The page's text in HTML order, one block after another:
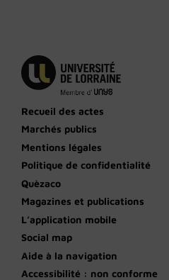
Recueil des actes
Marchés publics
Mentions légales
Politique de confidentialité
Quèzaco
Magazines et publications
L’application mobile
Social map
Aide à la navigation
Accessibilité : non conforme